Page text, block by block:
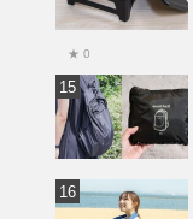
★ 0